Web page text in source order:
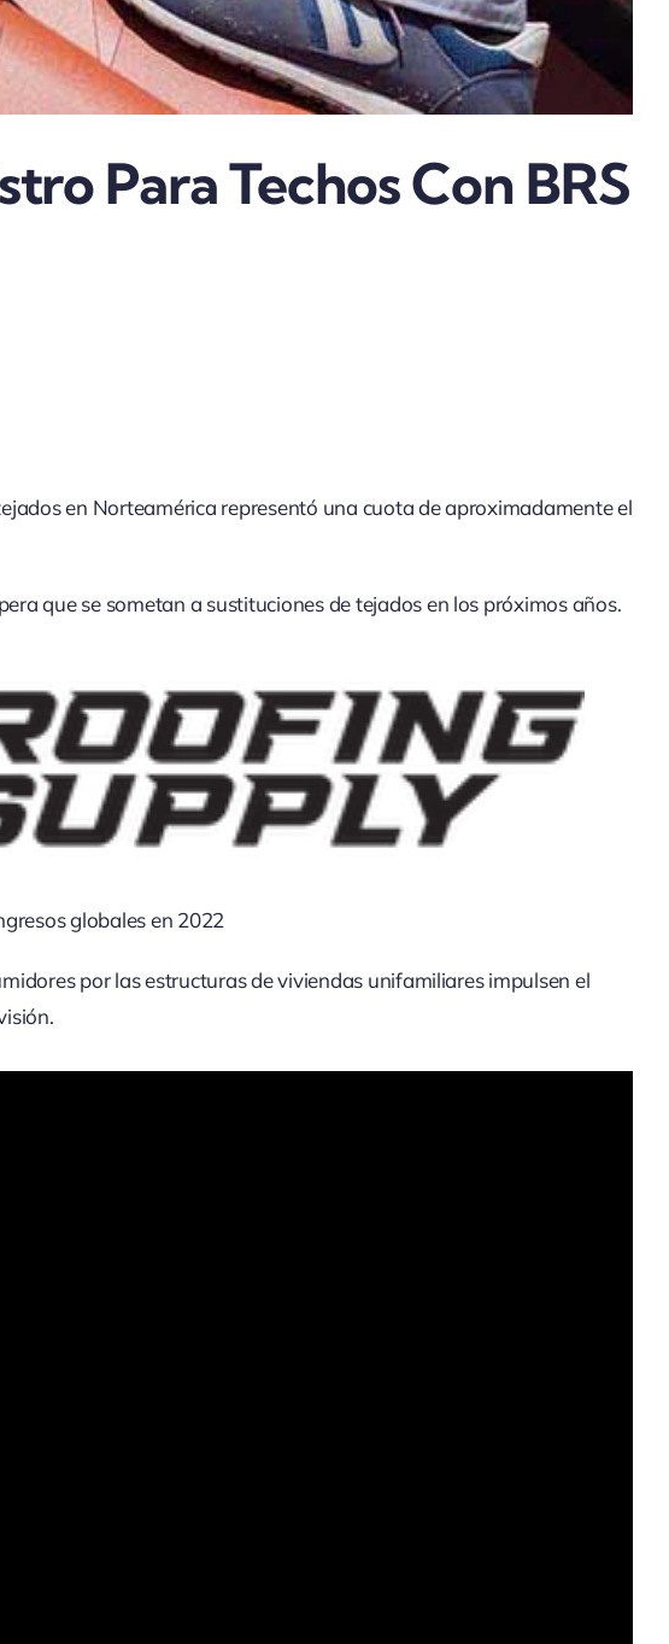
Para Techos Con BRS
en Norteamérica representó una cuota de aproximadamente el
que se sometan a sustituciones de tejados en los próximos años.
globales en 2022
por las estructuras de viviendas unifamiliares impulsen el